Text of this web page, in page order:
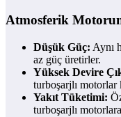
Atmosferik
Düşük Güç: Aynı
az güç üretirler.
Yüksek Devire
turboşarjlı motorlar
Yakıt Tüketimi:
turboşarjlı